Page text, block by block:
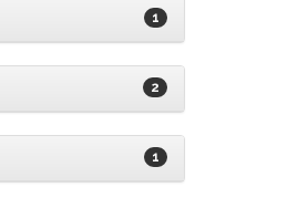
1
2
1